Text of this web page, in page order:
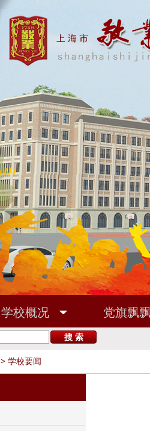
学校概况 党旗飘飘
校友之窗
> 学校要闻